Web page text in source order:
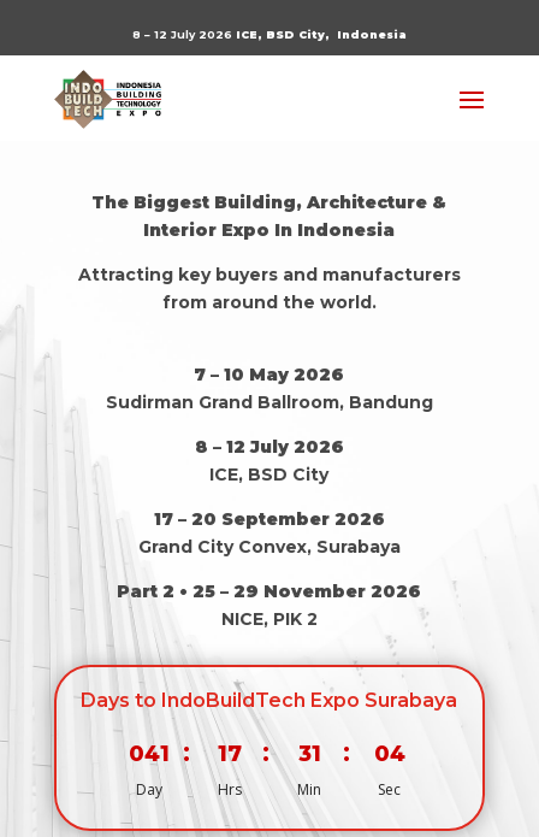
8 – 12 July 2026 ICE, BSD City, Indonesia
The Biggest Building, Architecture &
Interior Expo In Indonesia
Attracting key buyers and manufacturers
from around the world.
7 – 10 May 2026
Sudirman Grand Ballroom, Bandung
8 – 12 July 2026
ICE, BSD City
17 – 20 September 2026
Grand City Convex, Surabaya
Part 2 • 25 – 29 November 2026
NICE, PIK 2
Days to IndoBuildTech Expo Surabaya
041
Day
: 17
Hrs
: 31
Min
: 03
Sec